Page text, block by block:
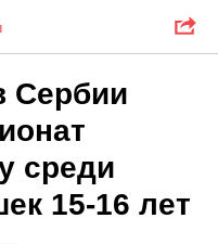
Сербии
среди
15-16 лет